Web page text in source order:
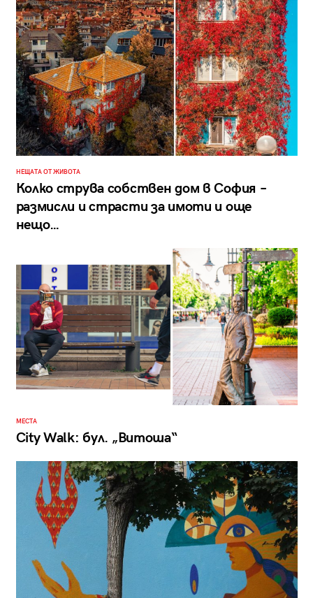
НЕЩАТА ОТ ЖИВОТА
Колко струва собствен дом в София –
размисли и страсти за имоти и още
нещо…
МЕСТА
City Walk: бул. „Витоша“